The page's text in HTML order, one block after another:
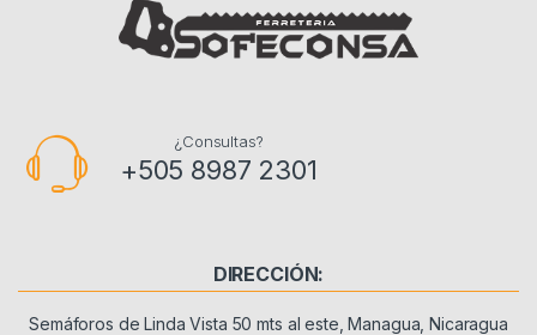
¿Consultas?
+505 8987 2301
DIRECCIÓN:
Semáforos de Linda Vista 50 mts al este, Managua, Nicaragua